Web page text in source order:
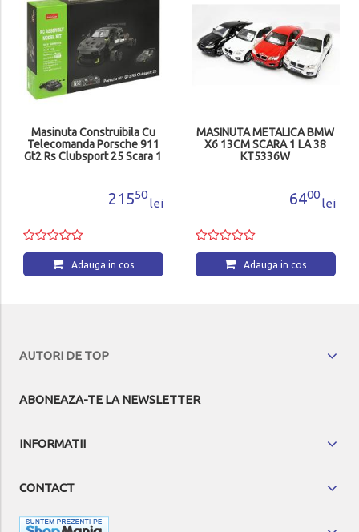
Masinuta Construibila Cu
Telecomanda Porsche 911
Gt2 Rs Clubsport 25 Scara 1
21550
lei
Adauga in cos
MASINUTA METALICA BMW
X6 13CM SCARA 1 LA 38
KT5336W
6400
lei
Adauga in cos
AUTORI DE TOP
ABONEAZA-TE LA NEWSLETTER
INFORMATII
CONTACT